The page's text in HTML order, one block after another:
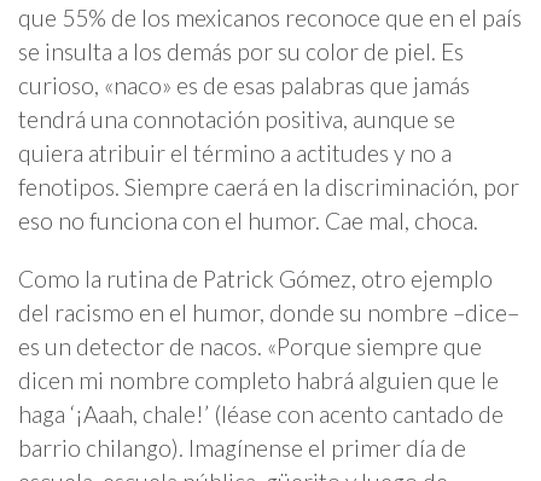
que 55% de los mexicanos reconoce que en el país
se insulta a los demás por su color de piel. Es
curioso, «naco» es de esas palabras que jamás
tendrá una connotación positiva, aunque se
quiera atribuir el término a actitudes y no a
fenotipos. Siempre caerá en la discriminación, por
eso no funciona con el humor. Cae mal, choca.
Como la rutina de Patrick Gómez, otro ejemplo
del racismo en el humor, donde su nombre –dice–
es un detector de nacos. «Porque siempre que
dicen mi nombre completo habrá alguien que le
haga ‘¡Aaah, chale!’ (léase con acento cantado de
barrio chilango). Imagínense el primer día de